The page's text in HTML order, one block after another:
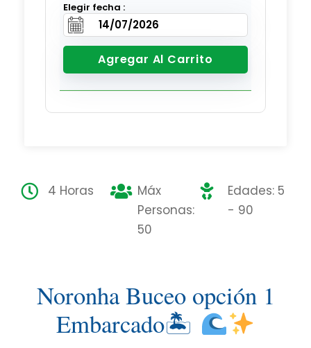
Elegir fecha :
Agregar Al Carrito
4 Horas
Máx
Personas:
50
Edades: 5
- 90
Noronha Buceo opción 1
Embarcado🏝